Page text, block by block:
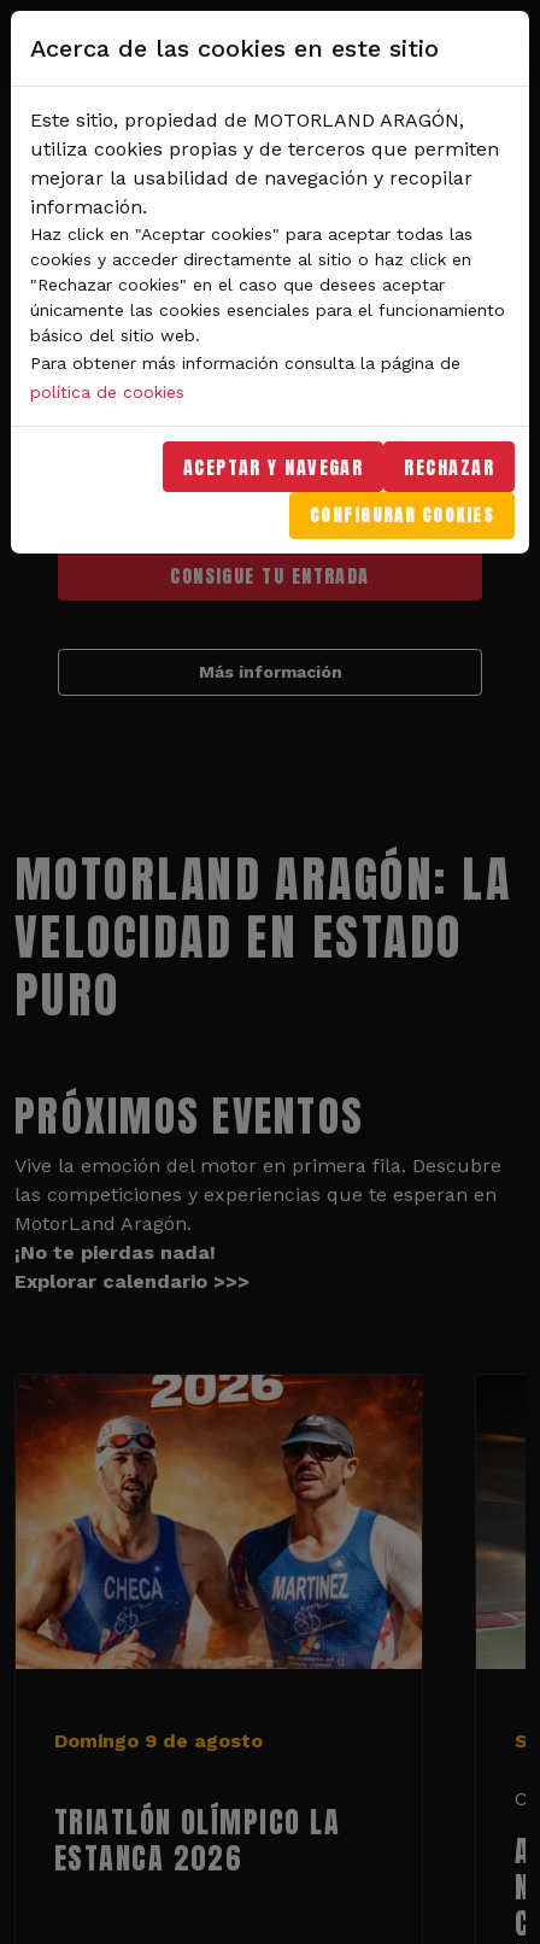
Pasar al contenido principal
Del 28 al 30 de agosto 2026
Circuito de velocidad
GRAN PREMIO
MICHELIN® DE ARAGÓN
DE MOTOGP™ 2026
CONSIGUE TU ENTRADA
Más información
MOTORLAND ARAGÓN: LA
VELOCIDAD EN ESTADO
PURO
PRÓXIMOS EVENTOS
Vive la emoción del motor en primera fila. Descubre
las competiciones y experiencias que te esperan en
MotorLand Aragón.
¡No te pierdas nada!
Explorar calendario >>>
Domingo 9 de agosto
TRIATLÓN OLÍMPICO LA
ESTANCA 2026
Acerca de las cookies en este sitio
Este sitio, propiedad de MOTORLAND ARAGÓN,
utiliza cookies propias y de terceros que permiten
mejorar la usabilidad de navegación y recopilar
información.
Haz click en "Aceptar cookies" para aceptar todas las
cookies y acceder directamente al sitio o haz click en
"Rechazar cookies" en el caso que desees aceptar
únicamente las cookies esenciales para el funcionamiento
básico del sitio web.
Para obtener más información consulta la página de
política de cookies
ACEPTAR Y NAVEGAR RECHAZAR
CONFIGURAR COOKIES